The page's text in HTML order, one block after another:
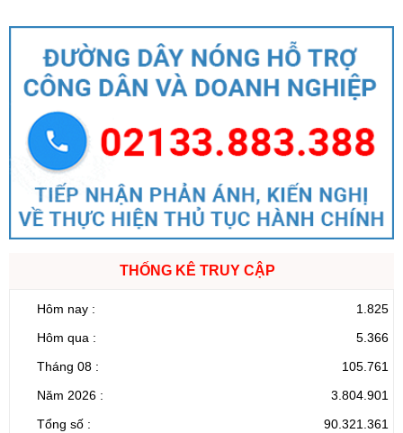
THỐNG KÊ TRUY CẬP
Hôm nay :
1.825
Hôm qua :
5.366
Tháng 08 :
105.761
Năm 2026 :
3.804.901
Tổng số :
90.321.361